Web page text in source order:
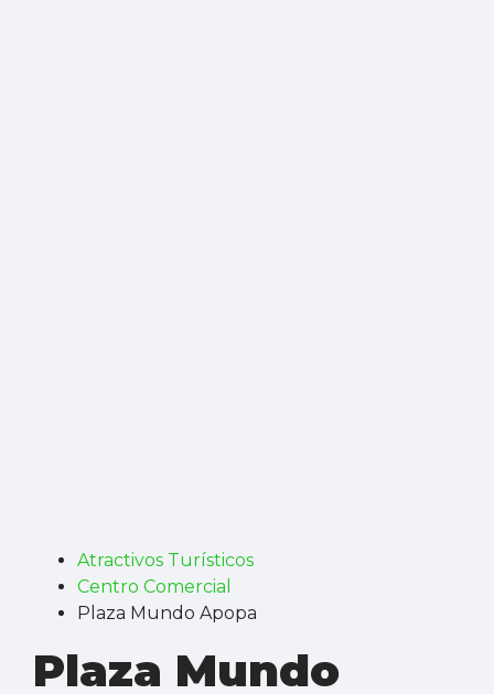
Atractivos Turísticos
Centro Comercial
Plaza Mundo Apopa
Plaza Mundo